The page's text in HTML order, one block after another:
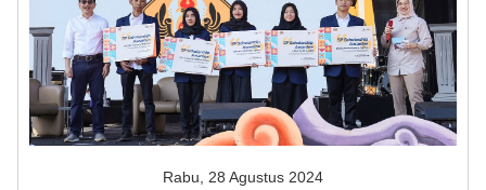
Rabu, 28 Agustus 2024